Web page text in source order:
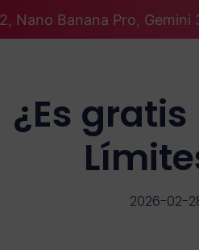
Nano Banana Pro,
¿Es
2026-02-